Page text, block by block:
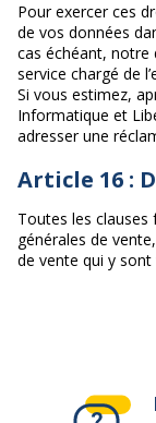
Pour exercer ces
de vos données
cas échéant, notre
service chargé de
Si vous estimez,
Informatique et
adresser une
Article 16 :
Toutes les
générales de
de vente qui y